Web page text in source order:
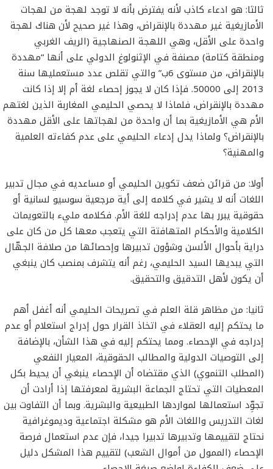
ثالثا: هو ادعاء كاذب لأنه يفترض بأنه لا توجد لهجة من لهجات
الأمازيغية غير مهددة بالإنقراض، وهذا غير صحيح لأن هناك لهجة
واحدة على الأقل، وهي اللهجة الصنهاجية (الريف الغربي
ومنطقة كتامة) مصنفة في الإثنولوغ الدولي على أنها “مهددة
بالإنقراض، من مستوى 6ب” والتي تقلص عدد مستعمليها سنة
2013 إلى 50000. فإذا كان لا يجوز إحصاء لغة أم إلا إذا كانت
مهددة بالإنقراض، فلماذا لا يحصي الحليمي المغاربة الذين لغتهم
الأم هي الأمازيغية بما أن واحدة من لهجاتها على الأقل مهددة
بالإنقراض؟ ولماذا يدل إدعاء الحليمي على عدم كفاءته العلمية
والمهنية؟
أولا: من قرائن ضعف تكوين الحليمي أو مساعديه في مجال تدبير
اللغات أنه لا يشير في كلامه إلى أية مرجعية سوسيو لسانية أو
حقوقية يبرر بها عدم إدراجه للغة الأم. فكلامه مليء بالتعويمات
الكلامية والأحكام المتهافتة التي يتعجب معها كل من كان على
دراية بأحوال الألسن وشؤون تدبيرها وإحصائها من صلافة الجهّال
التي يبديها السيد الحليمي، رغم أنه يتشرف بمنصب كان ينبغي
أن يكون لأهل التدقيق والتحقيق.
ثانيا: من مظاهر قلة العلم في تصريحات الحليمي أنه أغفل أهم
ما يحتكم إليه العقلاء في اتخاذ القرار حول إدراج استعلام أو عدم
إدراجه في الإحصاء. ومما يحتكم إليه في هذا الشأن، بالإضافة
إلى التوصيات الدولية والمطالب الحقوقية، المعيار النفعي
(المطلب التنموي) الذي مقتضاه أن الإحصاء ينبغي أن يحيط بكل
المعطيات التي تحتاج الجماعة البشرية لمعرفتها إذا أرادت أن
تجوِّد استعمالها لمواردها الطبيعية والبشرية. وبما أن التفاوت بين
لغات التدريس واللغات الأم هو مشكلة اجتماعية وديموغرافية
نحتاج لتقييمها وتدبيرها تدبيرا جيدا، فإن عدم استعمال فرصة
الإحصاء (الممول من أموال الشعب) لتقييم هذا المشكل دليل